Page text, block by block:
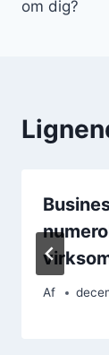
om dig?
Af